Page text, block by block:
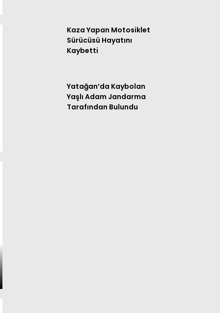
Kaza Yapan Motosiklet
Sürücüsü Hayatını
Kaybetti
Yatağan’da Kaybolan
Yaşlı Adam Jandarma
Tarafından Bulundu